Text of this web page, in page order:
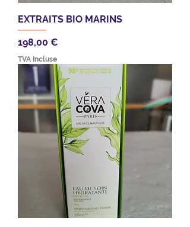
EXTRAITS BIO MARINS
Prix
198,00 €
TVA Incluse